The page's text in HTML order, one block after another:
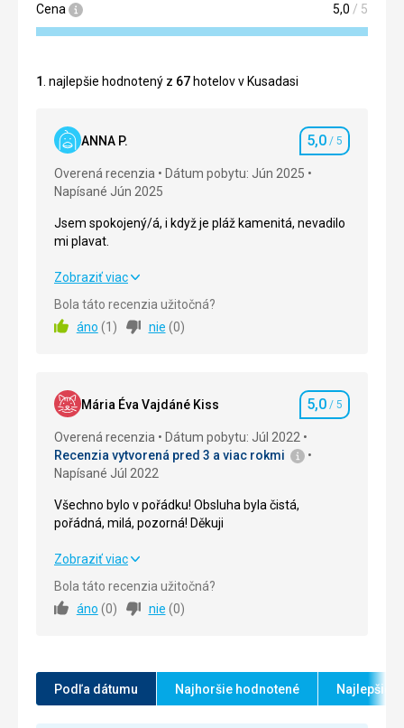
Cena 5,0 / 5
1 . najlepšie hodnotený z 67 hotelov v Kusadasi
ANNA P. Hodnotenie
5,0 / 5
Overená recenzia
Dátum pobytu: Jún 2025
Napísané Jún 2025
Jsem spokojený/á, i když je pláž kamenitá, nevadilo
mi plavat.
Jsem spokojený/á, i když je pláž kamenitá, nevadilo
Strava
Okolie 5,0/ 5
Služby
Cena
Pláž
a matrací.
Strava
Jsem spokojený. Bez jakýchkoli výhrad.
Služby
Zobraziť viac
Bola táto recenzia užitočná?
áno (1 ) nie (0)
Mária Éva Vajdáné Kiss Hodnotenie
5,0 / 5
Overená recenzia
Dátum pobytu: Júl 2022
Recenzia vytvorená pred 3 a viac rokmi
Napísané Júl 2022
Všechno bylo v pořádku! Obsluha byla čistá,
pořádná, milá, pozorná! Děkuji
Všechno bylo v pořádku! Obsluha byla čistá,
Strava
Okolie / 5
Zobraziť viac
Bola táto recenzia užitočná?
áno (0) nie (0)
Podľa dátumu Najhoršie hodnotené Najlepšie